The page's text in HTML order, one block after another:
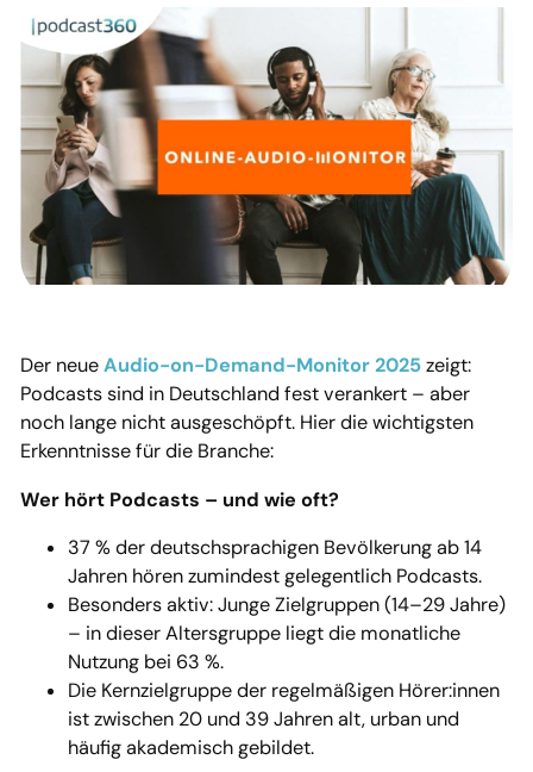
Der neueAudio-on-Demand-Monitor 2025zeigt:
Podcasts sind in Deutschland fest verankert – aber
noch lange nicht ausgeschöpft. Hier die wichtigsten
Erkenntnisse für die Branche:
Wer hört Podcasts – und wie oft?
37 % der deutschsprachigen Bevölkerung ab 14
Jahren hören zumindest gelegentlich Podcasts.
Besonders aktiv: Junge Zielgruppen (14–29 Jahre)
– in dieser Altersgruppe liegt die monatliche
Nutzung bei 63 %.
Die Kernzielgruppe der regelmäßigen Hörer:innen
ist zwischen 20 und 39 Jahren alt, urban und
häufig akademisch gebildet.